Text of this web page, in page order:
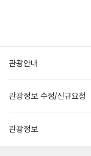
관광안내
관광정보 수정/신규요청
관광정보